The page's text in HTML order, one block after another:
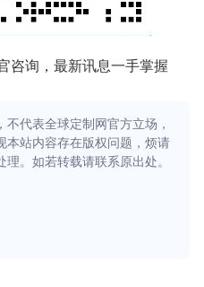
咨询，最新讯息一手掌握
代表全球定制网官方立场，
本站内容存在版权问题，烦请
。如若转载请联系原出处。